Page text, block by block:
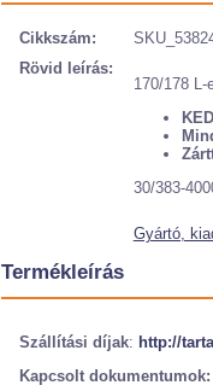
Cikkszám:
Rövid leírás:
170/178
30/383-
Gyártó,
Termékleírás
Szállítási díjak: http://
Kapcsolt dokumentumok: